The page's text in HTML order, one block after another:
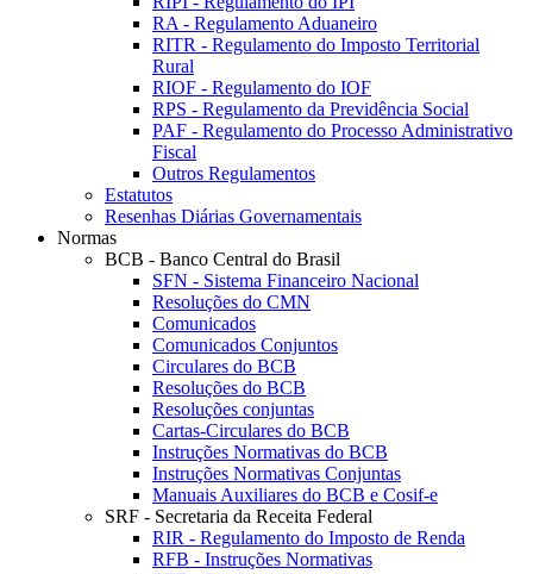
RA - Regulamento Aduaneiro
RITR - Regulamento do Imposto Territorial
Rural
RIOF - Regulamento do IOF
RPS - Regulamento da Previdência Social
PAF - Regulamento do Processo Administrativo
Fiscal
Outros Regulamentos
Estatutos
Resenhas Diárias Governamentais
Normas
BCB - Banco Central do Brasil
SFN - Sistema Financeiro Nacional
Resoluções do CMN
Comunicados
Comunicados Conjuntos
Circulares do BCB
Resoluções do BCB
Resoluções conjuntas
Cartas-Circulares do BCB
Instruções Normativas do BCB
Instruções Normativas Conjuntas
Manuais Auxiliares do BCB e Cosif-e
SRF - Secretaria da Receita Federal
RIR - Regulamento do Imposto de Renda
RFB - Instruções Normativas